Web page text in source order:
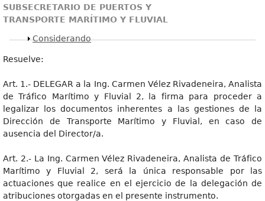
SUBSECRETARIO DE PUERTOS Y
TRANSPORTE MARÍTIMO Y FLUVIAL
Mostrar
Considerando
Resuelve:
Art. 1.- DELEGAR a la Ing. Carmen Vélez Rivadeneira, Analista
de Tráfico Marítimo y Fluvial 2, la firma para proceder a
legalizar los documentos inherentes a las gestiones de la
Dirección de Transporte Marítimo y Fluvial, en caso de
ausencia del Director/a.
Art. 2.- La Ing. Carmen Vélez Rivadeneira, Analista de Tráfico
Marítimo y Fluvial 2, será la única responsable por las
actuaciones que realice en el ejercicio de la delegación de
atribuciones otorgadas en el presente instrumento.